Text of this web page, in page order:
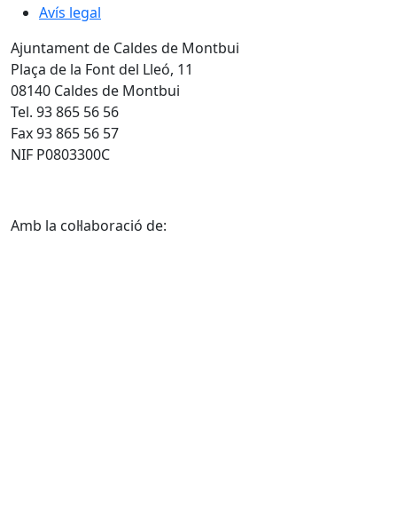
Avís legal
Ajuntament de Caldes de Montbui
Plaça de la Font del Lleó, 11
08140 Caldes de Montbui
Tel. 93 865 56 56
Fax 93 865 56 57
NIF P0803300C
Amb la col·laboració de: